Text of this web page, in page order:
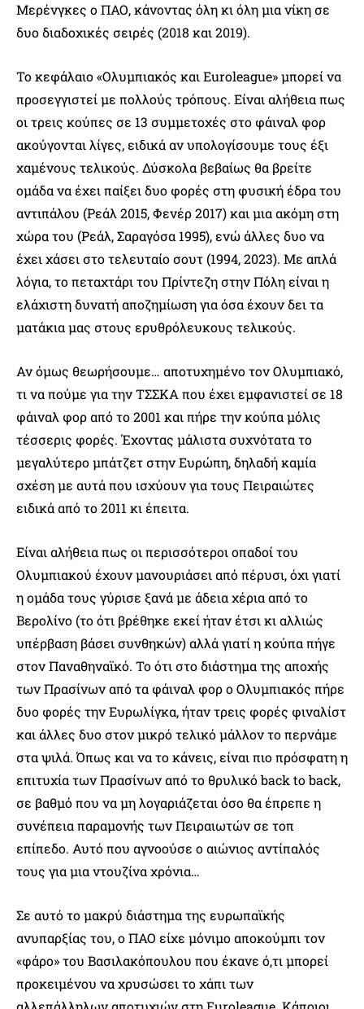
Μερένγκες ο ΠΑΟ, κάνοντας όλη κι όλη μια νίκη σε
δυο διαδοχικές σειρές (2018 και 2019).
Το κεφάλαιο «Ολυμπιακός και Euroleague» μπορεί να
προσεγγιστεί με πολλούς τρόπους. Είναι αλήθεια πως
οι τρεις κούπες σε 13 συμμετοχές στο φάιναλ φορ
ακούγονται λίγες, ειδικά αν υπολογίσουμε τους έξι
χαμένους τελικούς. Δύσκολα βεβαίως θα βρείτε
ομάδα να έχει παίξει δυο φορές στη φυσική έδρα του
αντιπάλου (Ρεάλ 2015, Φενέρ 2017) και μια ακόμη στη
χώρα του (Ρεάλ, Σαραγόσα 1995), ενώ άλλες δυο να
έχει χάσει στο τελευταίο σουτ (1994, 2023). Με απλά
λόγια, το πεταχτάρι του Πρίντεζη στην Πόλη είναι η
ελάχιστη δυνατή αποζημίωση για όσα έχουν δει τα
ματάκια μας στους ερυθρόλευκους τελικούς.
Αν όμως θεωρήσουμε… αποτυχημένο τον Ολυμπιακό,
τι να πούμε για την ΤΣΣΚΑ που έχει εμφανιστεί σε 18
φάιναλ φορ από το 2001 και πήρε την κούπα μόλις
τέσσερις φορές. Έχοντας μάλιστα συχνότατα το
μεγαλύτερο μπάτζετ στην Ευρώπη, δηλαδή καμία
σχέση με αυτά που ισχύουν για τους Πειραιώτες
ειδικά από το 2011 κι έπειτα.
Είναι αλήθεια πως οι περισσότεροι οπαδοί του
Ολυμπιακού έχουν μανουριάσει από πέρυσι, όχι γιατί
η ομάδα τους γύρισε ξανά με άδεια χέρια από το
Βερολίνο (το ότι βρέθηκε εκεί ήταν έτσι κι αλλιώς
υπέρβαση βάσει συνθηκών) αλλά γιατί η κούπα πήγε
στον Παναθηναϊκό. Το ότι στο διάστημα της αποχής
των Πρασίνων από τα φάιναλ φορ ο Ολυμπιακός πήρε
δυο φορές την Ευρωλίγκα, ήταν τρεις φορές φιναλίστ
και άλλες δυο στον μικρό τελικό μάλλον το περνάμε
στα ψιλά. Όπως και να το κάνεις, είναι πιο πρόσφατη η
επιτυχία των Πρασίνων από το θρυλικό back to back,
σε βαθμό που να μη λογαριάζεται όσο θα έπρεπε η
συνέπεια παραμονής των Πειραιωτών σε τοπ
επίπεδο. Αυτό που αγνοούσε ο αιώνιος αντίπαλός
τους για μια ντουζίνα χρόνια…
Σε αυτό το μακρύ διάστημα της ευρωπαϊκής
ανυπαρξίας του, ο ΠΑΟ είχε μόνιμο αποκούμπι τον
«φάρο» του Βασιλακόπουλου που έκανε ό,τι μπορεί
προκειμένου να χρυσώσει το χάπι των